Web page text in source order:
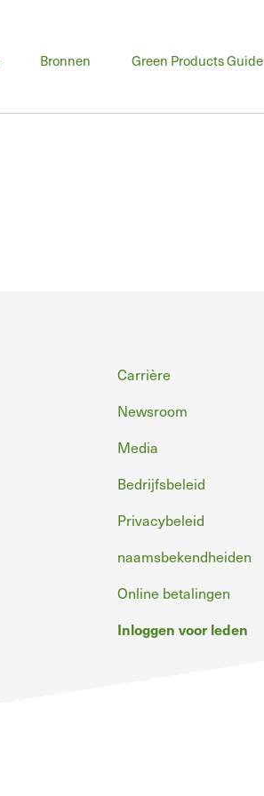
Bronnen Green Products Guide
Voettekst
Carrière
Newsroom
Media
Bedrijfsbeleid
Privacybeleid
naamsbekendheiden
Online betalingen
Inloggen voor leden